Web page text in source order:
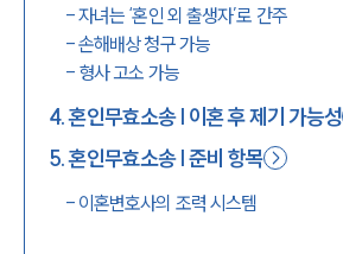
-자녀는 ‘혼인 외 출생자’로 간주
-손해배상 청구 가능
- 형사 고소 가능
4.혼인무효소송 | 이혼 후 제기 가능성
5.혼인무효소송 | 준비 항목
- 이혼변호사의 조력 시스템